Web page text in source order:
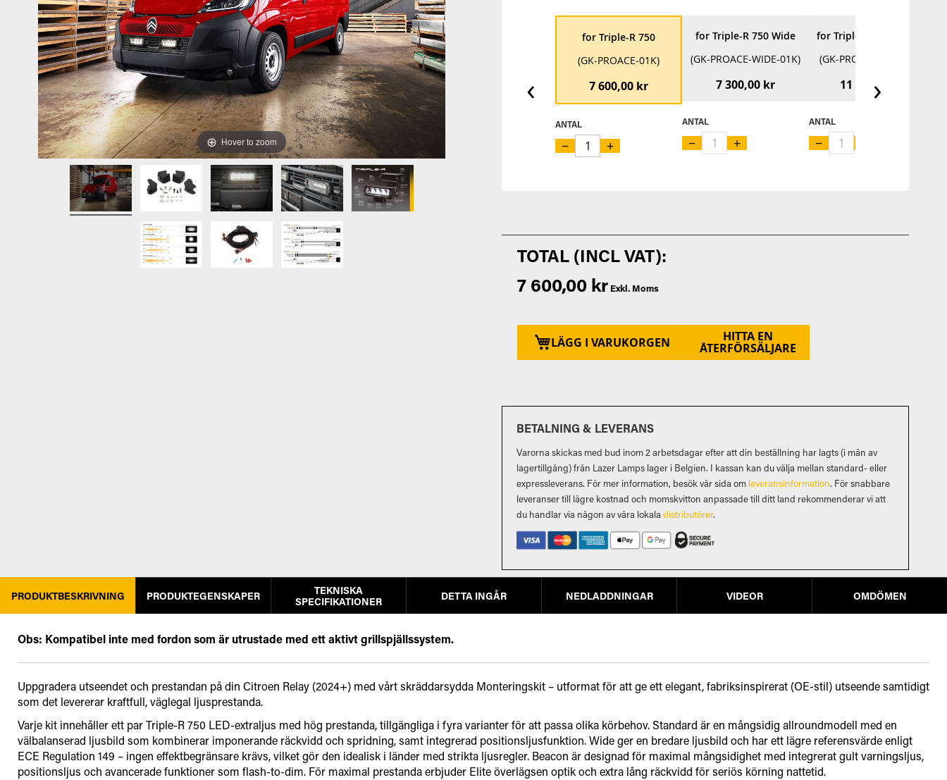
Hover to zoom
‹
for Triple-R 750
(GK-PROACE-01K)
7 600,00 kr
ANTAL
− +
for Triple-R 750 Wide
(GK-PROACE-WIDE-01K)
7 300,00 kr
ANTAL
− +
for Triple-R 750 Beacon
(GK-PROACE-BCN-01K)
11 100,00 kr
ANTAL
−
›
LÄGG I VARUKORGEN HITTA EN
ÅTERFÖRSÄLJARE
7 600,00 kr
BETALNING & LEVERANS
Varorna skickas med bud inom 2 arbetsdagar efter att din beställning har lagts (i mån av
lagertillgång) från Lazer Lamps lager i Belgien. I kassan kan du välja mellan standard- eller
expressleverans. För mer information, besök vår sida om leveransinformation. För snabbare
leveranser till lägre kostnad och momskvitton anpassade till ditt land rekommenderar vi att
du handlar via någon av våra lokaladistributörer.
PRODUKTBESKRIVNING
Obs: Kompatibel inte med fordon som är utrustade med ett aktivt grillspjällssystem.
Uppgradera utseendet och prestandan på din Citroen Relay (2024+) med vårt skräddarsydda Monteringskit – utformat för att ge ett elegant, fabriksinspirerat (OE-stil) utseende samtidigt
som det levererar kraftfull, väglegal ljusprestanda.
Varje kit innehåller ett par Triple-R 750 LED-extraljus med hög prestanda, tillgängliga i fyra varianter för att passa olika körbehov. Standard är en mångsidig allroundmodell med en
välbalanserad ljusbild som kombinerar imponerande räckvidd och spridning, samt integrerad positionsljusfunktion. Wide ger en bredare ljusbild och har ett lägre referensvärde enligt
ECE Regulation 149 – ingen effektbegränsare krävs, vilket gör den idealisk i länder med strikta ljusregler. Beacon är designad för maximal mångsidighet med integrerat gult varningsljus,
positionsljus och avancerade funktioner som flash-to-dim. För maximal prestanda erbjuder Elite överlägsen optik och extra lång räckvidd för seriös körning nattetid.
PRODUKTEGENSKAPER
TEKNISKA
SPECIFIKATIONER
DETTA INGÅR NEDLADDNINGAR VIDEOR OMDÖMEN